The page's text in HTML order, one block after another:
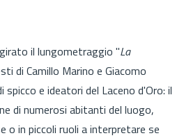
il lungometraggio "La
di Camillo Marino e Giacomo
e ideatori del Laceno d'Oro: il
di numerosi abitanti del luogo,
o in piccoli ruoli a interpretare se